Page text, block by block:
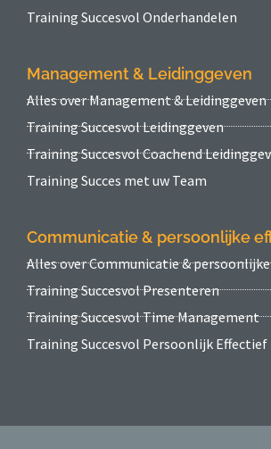
Training Succesvol Onderhandelen
Management & Leidinggeven
Alles over Management & Leidinggeven
Training Succesvol Leidinggeven
Training Succesvol Coachend
Training Succes met uw Team
Communicatie & persoonlijke
Alles over Communicatie &
Training Succesvol Presenteren
Training Succesvol Time Management
Training Succesvol Persoonlijk Effectief